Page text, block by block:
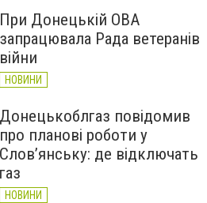
При Донецькій ОВА
запрацювала Рада ветеранів
війни
НОВИНИ
Донецькоблгаз повідомив
про планові роботи у
Слов’янську: де відключать
газ
НОВИНИ